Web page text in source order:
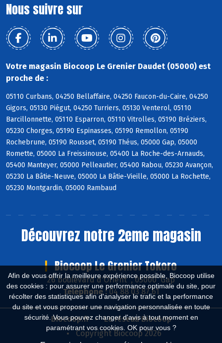
Afin de vous offrir la meilleure expérience possible, Biocoop utilise
des cookies : pour assurer une performance optimale du site, pour
récolter des statistiques afin d'analyser le trafic et la performance
du site et vous proposer une navigation personnalisée en toute
sécurité. Vous pouvez changer d'avis à tout moment en
paramétrant vos cookies. OK pour vous ?
Nous suivre sur
Votre magasin Biocoop Le Grenier Daudet (05000) est
proche de :
05110 Curbans, 04250 Bellaffaire, 04250 Faucon-du-Caire, 04250
Gigors, 05130 Piégut, 04250 Turriers, 05130 Venterol, 05110
Barcillonnette, 05110 Esparron, 05110 Vitrolles, 05190 Bréziers,
05230 Chorges, 05190 Espinasses, 05190 Remollon, 05190
Rochebrune, 05190 Rousset, 05190 Théus, 05000 Gap, 05000
Romette, 05000 La Freissinouse, 05400 La Roche-des-Arnauds,
05400 Manteyer, 05000 Pelleautier, 05400 Rabou, 05230 Avançon,
05230 La Bâtie-Neuve, 05000 La Bâtie-Vieille, 05000 La Rochette,
05230 Montgardin, 05000 Rambaud
Découvrez notre 2eme magasin
Biocoop Le Grenier Tokoro
26 boulevard d'Orient , 05000 Gap
Téléphone :04 88 03 87 61
Biocoop.fr
Le réseau Biocoop
Copyright Biocoop 2026